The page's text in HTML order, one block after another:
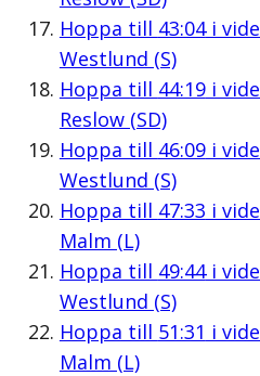
Hoppa till 43:04i
Westlund (S)
Hoppa till 44:19i
Reslow (SD)
Hoppa till 46:09i
Westlund (S)
Hoppa till 47:33 i
Malm (L)
Hoppa till 49:44i
Westlund (S)
Hoppa till 51:31 i
Malm (L)